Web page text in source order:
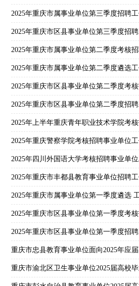
2025年重庆市属事业单位第三季度招聘
2025年重庆市区县事业单位第三季度招
2025年重庆市属事业单位第二季度遴选
2025年重庆市区县事业单位第二季度考
2025年重庆市区县事业单位第二季度招
2025年重庆警察学院考核招聘事业单位
2025年四川外国语大学考核招聘事业单
2025年重庆市丰都县教育事业单位招聘
2025年重庆市属事业单位第一季度遴选
2025年重庆市区县事业单位第一季度考
2025年重庆市区县事业单位第一季度招
重庆市渝北区卫生事业单位2025届高校